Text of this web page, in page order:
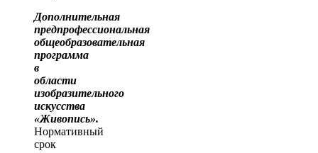
Дополнительная
предпрофессиональная
общеобразовательная
программа
в
области
изобразительного
искусства
«Живопись».
Нормативный
срок